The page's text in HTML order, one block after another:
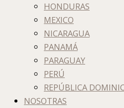
HONDURAS
MEXICO
NICARAGUA
PANAMÁ
PARAGUAY
PERÚ
REPÚBLICA
NOSOTRAS